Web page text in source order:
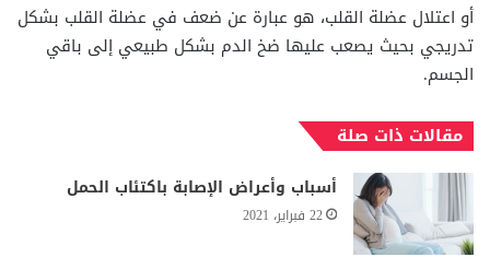
أو اعتلال عضلة القلب، هو عبارة عن ضعف في عضلة القلب بشكل
تدريجي بحيث يصعب عليها ضخ الدم بشكل طبيعي إلى باقي
الجسم.
مقالات ذات صلة
أسباب وأعراض الإصابة باكتئاب الحمل
22 فبراير، 2021